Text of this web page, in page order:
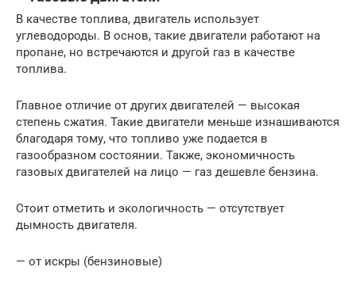
В качестве топлива, двигатель использует
углеводороды. В основ, такие двигатели работают на
пропане, но встречаются и другой газ в качестве
топлива.
Главное отличие от других двигателей — высокая
степень сжатия. Такие двигатели меньше изнашиваются
благодаря тому, что топливо уже подается в
газообразном состоянии. Также, экономичность
газовых двигателей на лицо — газ дешевле бензина.
Стоит отметить и экологичность — отсутствует
дымность двигателя.
— от искры (бензиновые)